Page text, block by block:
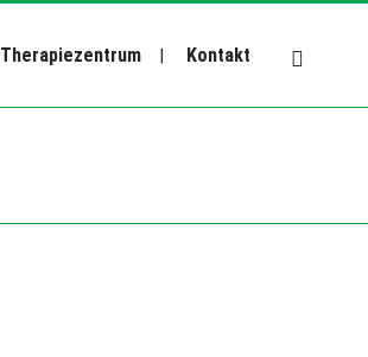
Therapiezentrum Kontakt